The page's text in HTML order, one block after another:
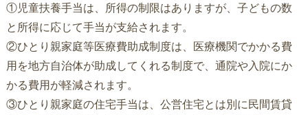
①児童扶養手当は、所得の制限はありますが、子どもの数
と所得に応じて手当が支給されます。
②ひとり親家庭等医療費助成制度は、医療機関でかかる費
用を地方自治体が助成してくれる制度で、通院や入院にか
かる費用が軽減されます。
③ひとり親家庭の住宅手当は、公営住宅とは別に民間賃貸